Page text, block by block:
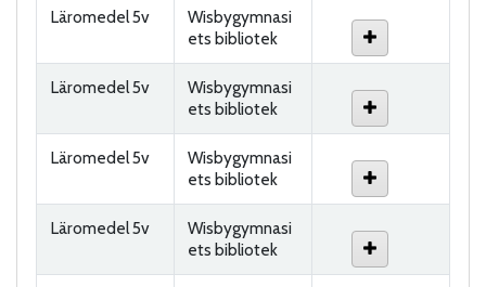
Läromedel 5v
Wisbygymnasi
ets bibliotek
Läromedel 5v
Wisbygymnasi
ets bibliotek
Läromedel 5v
Wisbygymnasi
ets bibliotek
Läromedel 5v
Wisbygymnasi
ets bibliotek